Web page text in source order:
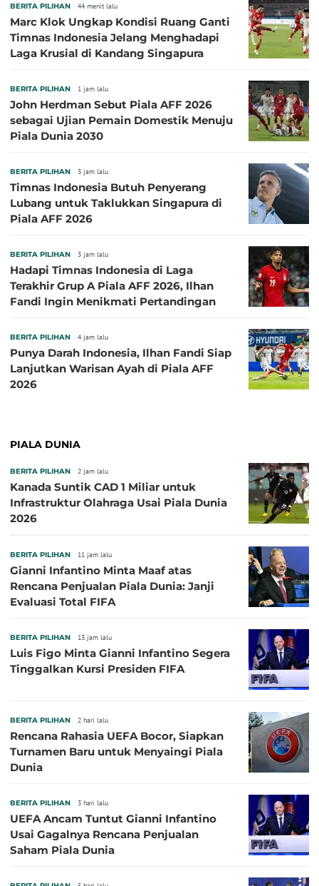
BERITA PILIHAN 44 menit lalu
Marc Klok Ungkap Kondisi Ruang Ganti
Timnas Indonesia Jelang Menghadapi
Laga Krusial di Kandang Singapura
BERITA PILIHAN 1 jam lalu
John Herdman Sebut Piala AFF 2026
sebagai Ujian Pemain Domestik Menuju
Piala Dunia 2030
BERITA PILIHAN 3 jam lalu
Timnas Indonesia Butuh Penyerang
Lubang untuk Taklukkan Singapura di
Piala AFF 2026
BERITA PILIHAN 3 jam lalu
Hadapi Timnas Indonesia di Laga
Terakhir Grup A Piala AFF 2026, Ilhan
Fandi Ingin Menikmati Pertandingan
BERITA PILIHAN 4 jam lalu
Punya Darah Indonesia, Ilhan Fandi Siap
Lanjutkan Warisan Ayah di Piala AFF
2026
PIALA DUNIA
BERITA PILIHAN 2 jam lalu
Kanada Suntik CAD 1 Miliar untuk
Infrastruktur Olahraga Usai Piala Dunia
2026
BERITA PILIHAN 11 jam lalu
Gianni Infantino Minta Maaf atas
Rencana Penjualan Piala Dunia: Janji
Evaluasi Total FIFA
BERITA PILIHAN 13 jam lalu
Luis Figo Minta Gianni Infantino Segera
Tinggalkan Kursi Presiden FIFA
BERITA PILIHAN 2 hari lalu
Rencana Rahasia UEFA Bocor, Siapkan
Turnamen Baru untuk Menyaingi Piala
Dunia
BERITA PILIHAN 3 hari lalu
UEFA Ancam Tuntut Gianni Infantino
Usai Gagalnya Rencana Penjualan
Saham Piala Dunia